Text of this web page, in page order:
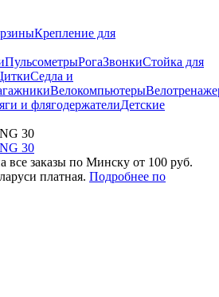
Крепление для
ПульсометрыРогаЗвонкиСтойка для
Седла и
Велокомпьютеры
и флягодержателиДетские
30
все заказы по Минску от 100 руб.
платная. Подробнее по